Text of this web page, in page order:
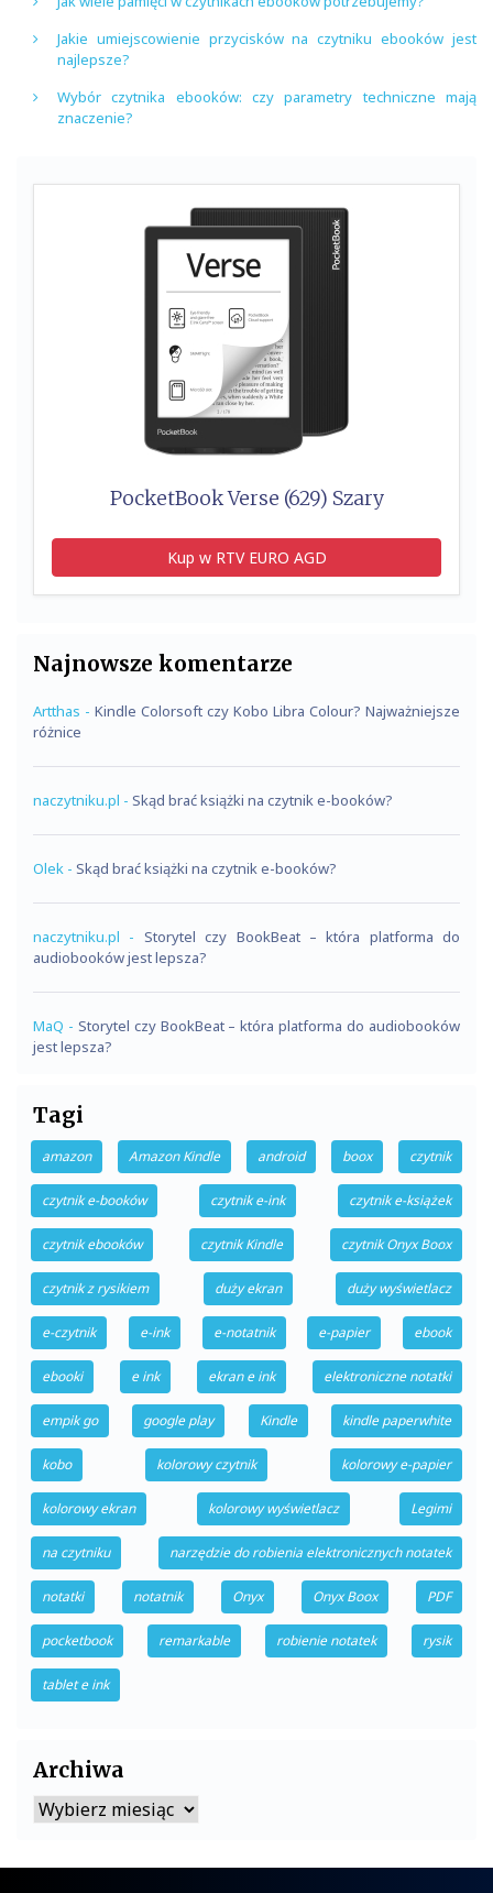
Jakie umiejscowienie przycisków na czytniku ebooków jest
najlepsze?
Wybór czytnika ebooków: czy parametry techniczne mają
znaczenie?
PocketBook Verse (629) Szary
Kup w RTV EURO AGD
Najnowsze komentarze
Artthas - Kindle Colorsoft czy Kobo Libra Colour? Najważniejsze
różnice
naczytniku.pl - Skąd brać książki na czytnik e-booków?
Olek - Skąd brać książki na czytnik e-booków?
naczytniku.pl - Storytel czy BookBeat – która platforma do
audiobooków jest lepsza?
MaQ - Storytel czy BookBeat – która platforma do audiobooków
jest lepsza?
Tagi
amazon Amazon Kindle android boox czytnik
czytnik e-booków czytnik e-ink czytnik e-książek
czytnik ebooków czytnik Kindle czytnik Onyx Boox
czytnik z rysikiem duży ekran duży wyświetlacz
e-czytnik e-ink e-notatnik e-papier ebook
ebooki e ink ekran e ink elektroniczne notatki
empik go google play Kindle kindle paperwhite
kobo kolorowy czytnik kolorowy e-papier
kolorowy ekran kolorowy wyświetlacz Legimi
na czytniku narzędzie do robienia elektronicznych notatek
notatki notatnik Onyx Onyx Boox PDF
pocketbook remarkable robienie notatek rysik
tablet e ink
Archiwa
Archiwa